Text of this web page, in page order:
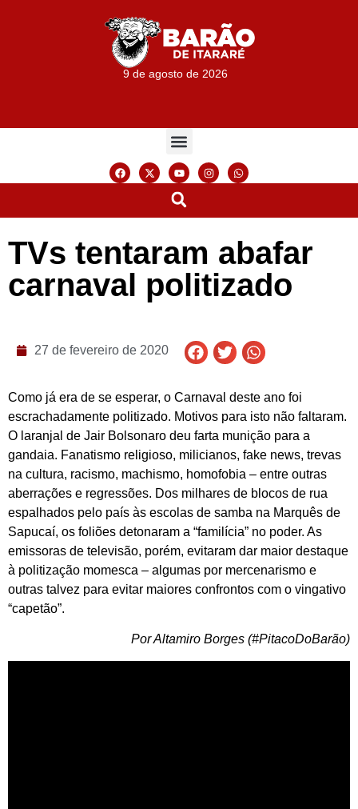
9 de agosto de 2026
TVs tentaram abafar
carnaval politizado
27 de fevereiro de 2020
Como já era de se esperar, o Carnaval deste ano foi
escrachadamente politizado. Motivos para isto não faltaram.
O laranjal de Jair Bolsonaro deu farta munição para a
gandaia. Fanatismo religioso, milicianos, fake news, trevas
na cultura, racismo, machismo, homofobia – entre outras
aberrações e regressões. Dos milhares de blocos de rua
espalhados pelo país às escolas de samba na Marquês de
Sapucaí, os foliões detonaram a “familícia” no poder. As
emissoras de televisão, porém, evitaram dar maior destaque
à politização momesca – algumas por mercenarismo e
outras talvez para evitar maiores confrontos com o vingativo
“capetão”.
Por Altamiro Borges (#PitacoDoBarão)